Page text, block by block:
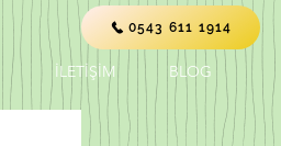
İLETİŞİM BLOG
0543 611 1914